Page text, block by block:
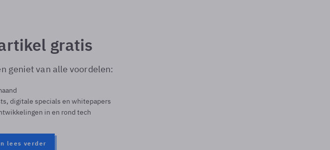
gratis
geniet van alle voordelen:
digitale specials en whitepapers
in en rond tech
lees verder